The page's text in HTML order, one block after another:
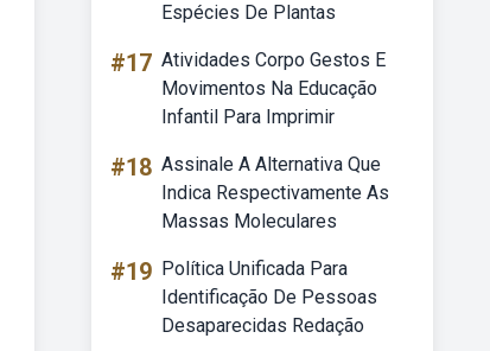
Espécies De Plantas
#17 Atividades Corpo Gestos E
Movimentos Na Educação
Infantil Para Imprimir
#18 Assinale A Alternativa Que
Indica Respectivamente As
Massas Moleculares
#19 Política Unificada Para
Identificação De Pessoas
Desaparecidas Redação